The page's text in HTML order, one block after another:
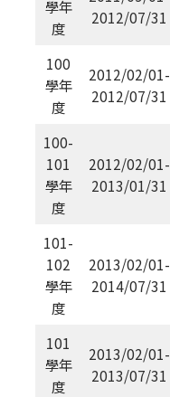
學年
度
2012/07/31
100
學年
度
2012/02/01-
2012/07/31
100-
101
學年
度
2012/02/01-
2013/01/31
101-
102
學年
度
2013/02/01-
2014/07/31
101
學年
度
2013/02/01-
2013/07/31